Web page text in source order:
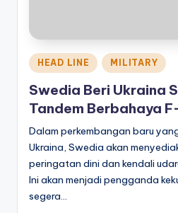
Posted
in
HEAD LINE MILITARY
Swedia Beri Ukraina
Tandem Berbahaya
Dalam perkembangan baru
Ukraina, Swedia akan
peringatan dini dan kendali
Ini akan menjadi pengganda
segera…